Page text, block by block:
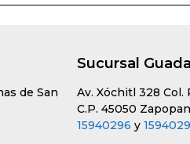
de San
Sucursal
Av. Xóchitl 328 Col.
C.P. 45050
15940296 y